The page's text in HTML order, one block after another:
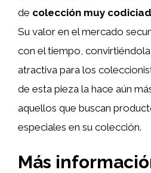
de colección muy
Su valor en el mercado
con el tiempo,
atractiva para los
de esta pieza la hace aún
aquellos que buscan
especiales en su colección.
Más